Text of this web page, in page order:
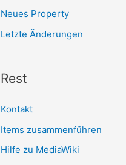
Neues Property
Letzte Änderungen
Rest
Kontakt
Items zusammenführen
Hilfe zu MediaWiki